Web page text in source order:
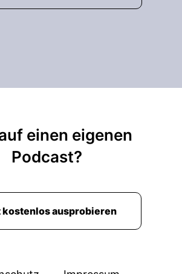
heißt, wer ist nachher exakt und
Gehälter oder welches
machen weiter mit die
der Bundesagantur für
einen eigenen
Podcast?
kostenlos ausprobieren